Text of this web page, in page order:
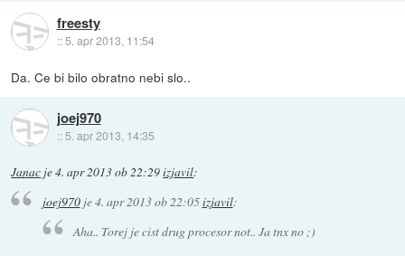
freesty
::5. apr 2013, 11:54
Da. Ce bi bilo obratno nebi slo..
joej970
:: 5. apr 2013, 14:35
Janac je4. apr 2013 ob 22:29izjavil:
joej970je4. apr 2013 ob 22:05izjavil:
Aha.. Torej je cist drug procesor not.. Ja tnx no ;)